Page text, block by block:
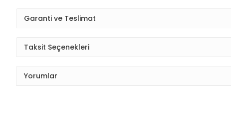
Garanti ve Teslimat
Taksit Seçenekleri
Yorumlar